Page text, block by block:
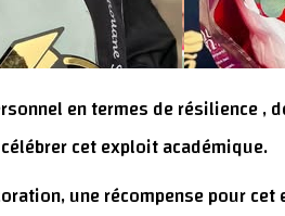
en termes de résilience
cet exploit académique.
une récompense pour